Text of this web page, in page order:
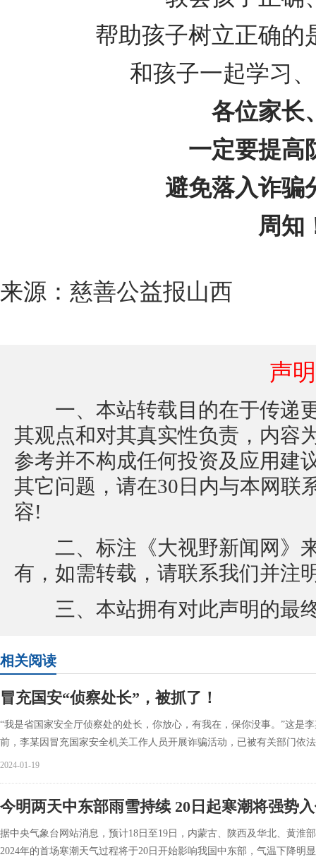
帮助孩子树立正确的
和孩子一起学习
各位家长
一定要提高
避免落入诈骗
周知
来源： 慈善公益报山西
声明
一、本站转载目的在于传递
其观点和对其真实性负责，内容
参考并不构成任何投资及应用建
其它问题，请在30日内与本网联
容!
二、标注《大视野新闻网》
有，如需转载，请联系我们并注
三、本站拥有对此声明的最
相关阅读
冒充国安“侦察处长”，被抓了！
“我是省国家安全厅侦察处的处长，你放心，有我在，保你没事。”这是
前，李某因冒充国家安全机关工作人员开展诈骗活动，已被有关部门依
2024-01-19
今明两天中东部雨雪持续 20日起寒潮将强势
据中央气象台网站消息，预计18日至19日，内蒙古、陕西及华北、黄淮
2024年的首场寒潮天气过程将于20日开始影响我国中东部，气温下降明